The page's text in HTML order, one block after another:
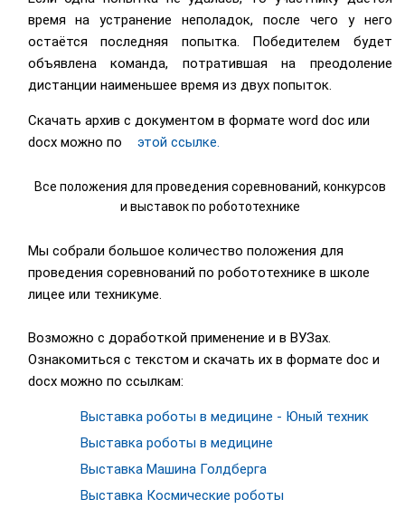
время на устранение неполадок, после чего у него
остаётся последняя попытка. Победителем будет
объявлена команда, потратившая на преодоление
дистанции наименьшее время из двух попыток.
Скачать архив с документом в формате word doc или
docx можно по
этой ссылке.
Все положения для проведения соревнований, конкурсов
и выставок по робототехнике
Мы собрали большое количество положения для
проведения соревнований по робототехнике в школе
лицее или техникуме.
Возможно с доработкой применение и в ВУЗах.
Ознакомиться с текстом и скачать их в формате doc и
docx можно по ссылкам:
Выставка роботы в медицине - Юный техник
Выставка роботы в медицине
Выставка Машина Голдберга
Выставка Космические роботы